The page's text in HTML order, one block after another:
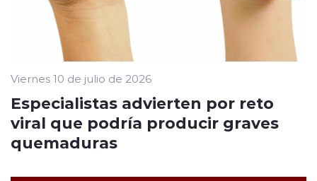
Viernes 10 de julio de 2026
Especialistas advierten por reto
viral que podría producir graves
quemaduras